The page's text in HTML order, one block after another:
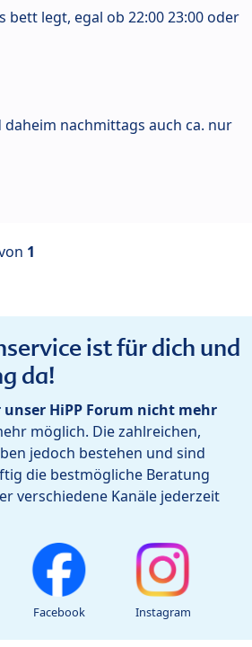
legt, egal ob 22:00 23:00 oder
nachmittags auch ca. nur
1
ist für dich und
da!
HiPP Forum nicht mehr
möglich. Die zahlreichen,
jedoch bestehen und sind
die bestmögliche Beratung
verschiedene Kanäle jederzeit
Facebook Instagram